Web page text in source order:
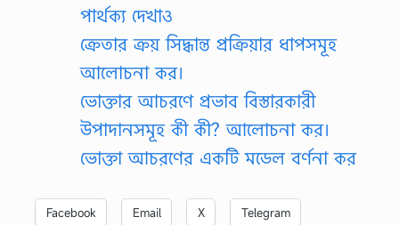
পার্থক্য দেখাও
ক্রেতার ক্রয় সিদ্ধান্ত প্রক্রিয়ার ধাপসমূহ
আলোচনা কর।
ভোক্তার আচরণে প্রভাব বিস্তারকারী
উপাদানসমূহ কী কী? আলোচনা কর।
ভোক্তা আচরণের একটি মডেল বর্ণনা কর
Facebook Email X Telegram